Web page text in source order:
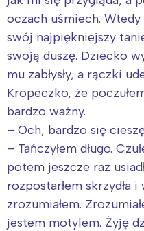
oczach uśmiech. Wtedy
swój najpiękniejszy
swoją duszę. Dziecko
mu zabłysły, a rączki
Kropeczko, że
bardzo ważny.
– Och, bardzo się
– Tańczyłem długo.
potem jeszcze raz
rozpostarłem skrzydła
zrozumiałem.
jestem motylem. Żyję